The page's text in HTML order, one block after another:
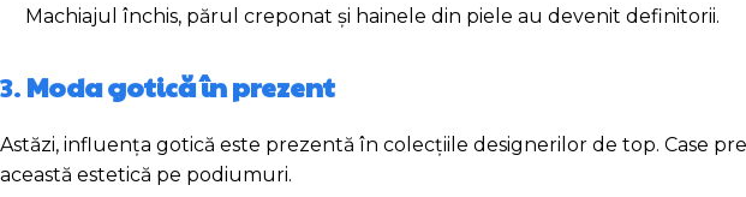
Machiajul închis, părul creponat și hainele din piele au devenit definitorii.
3. Moda gotică în prezent
Astăzi, influența gotică este prezentă în colecțiile designerilor de top. Case
această estetică pe podiumuri.